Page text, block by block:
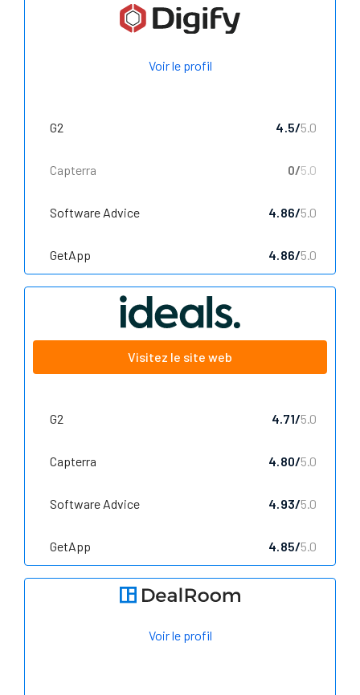
Voir le profil
G2 4.5/5.0
Capterra 0/5.0
Software Advice 4.86/5.0
GetApp 4.86/5.0
Visitez le site web
G2 4.71/5.0
Capterra 4.80/5.0
Software Advice 4.93/5.0
GetApp 4.85/5.0
Voir le profil